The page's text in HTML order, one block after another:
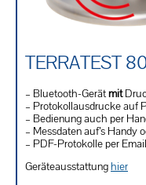
TERRATEST
– Bluetooth-Gerätmit
– Protokollausdrucke auf
– Bedienung auch per
– Messdaten auf’s Handy
– PDF-Protokolle per
Geräteausstattunghier